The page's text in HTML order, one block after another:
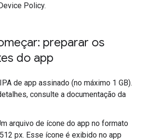
Policy.
preparar os
do app
de app assinado (no máximo 1 GB).
consulte a documentação da
arquivo de ícone do app no formato
px. Esse ícone é exibido no app